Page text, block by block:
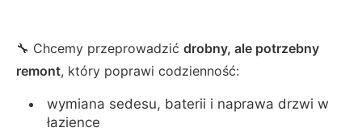
🔧 Chcemy przeprowadzić drobny, ale potrzebny
remont, który poprawi codzienność:
wymiana sedesu, baterii i naprawa drzwi w
łazience